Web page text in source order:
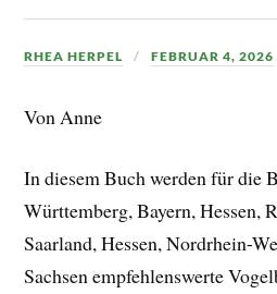
RHEA HERPEL FEBRUAR 4, 2026
Von Anne
In diesem Buch werden für die
Württemberg, Bayern, Hessen,
Saarland, Hessen, Nordrhein-
Sachsen empfehlenswerte